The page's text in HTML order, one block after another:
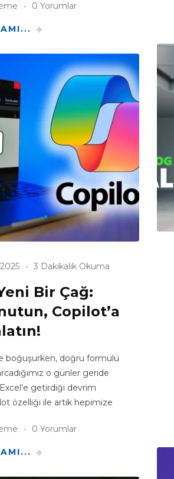
0 Yorumlar
3 Dakikalık Okuma
Bir Çağ:
Copilot’a
boğuşurken, doğru formülü
o günler geride
getirdiği devrim
özelliği ile artık hepimize
0 Yorumlar